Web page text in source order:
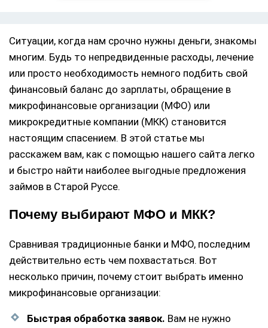
Ситуации, когда нам срочно нужны деньги, знакомы
многим. Будь то непредвиденные расходы, лечение
или просто необходимость немного подбить свой
финансовый баланс до зарплаты, обращение в
микрофинансовые организации (МФО) или
микрокредитные компании (МКК) становится
настоящим спасением. В этой статье мы
расскажем вам, как с помощью нашего сайта легко
и быстро найти наиболее выгодные предложения
займов в Старой Руссе.
Почему выбирают МФО и МКК?
Сравнивая традиционные банки и МФО, последним
действительно есть чем похвастаться. Вот
несколько причин, почему стоит выбрать именно
микрофинансовые организации:
Быстрая обработка заявок. Вам не нужно